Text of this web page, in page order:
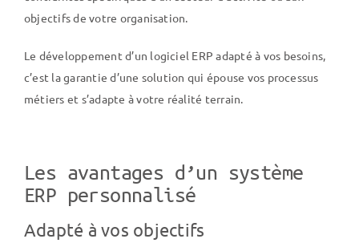
objectifs de votre organisation.
Le développement d’un logiciel ERP adapté à vos besoins,
c’est la garantie d’une solution qui épouse vos processus
métiers et s’adapte à votre réalité terrain.
Les avantages d’un système
ERP personnalisé
Adapté à vos objectifs